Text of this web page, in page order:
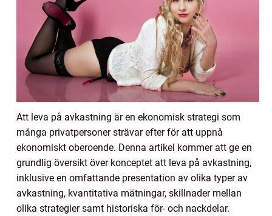
Att leva på avkastning är en ekonomisk strategi som
många privatpersoner strävar efter för att uppnå
ekonomiskt oberoende. Denna artikel kommer att ge en
grundlig översikt över konceptet att leva på avkastning,
inklusive en omfattande presentation av olika typer av
avkastning, kvantitativa mätningar, skillnader mellan
olika strategier samt historiska för- och nackdelar.